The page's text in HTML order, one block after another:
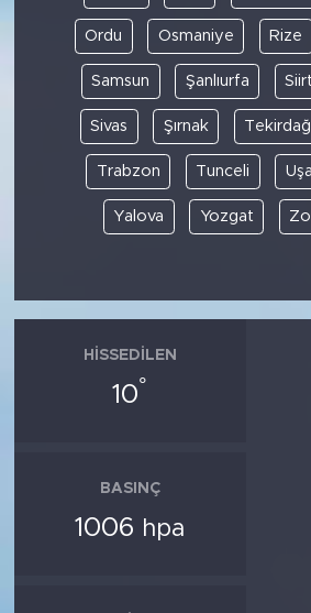
Ordu Osmaniye Rize
Samsun Şanlıurfa Siirt
Sivas Şırnak Tekirdağ
Trabzon Tunceli
Yalova Yozgat
HISSEDILEN
10°
BASINÇ
1006 hpa